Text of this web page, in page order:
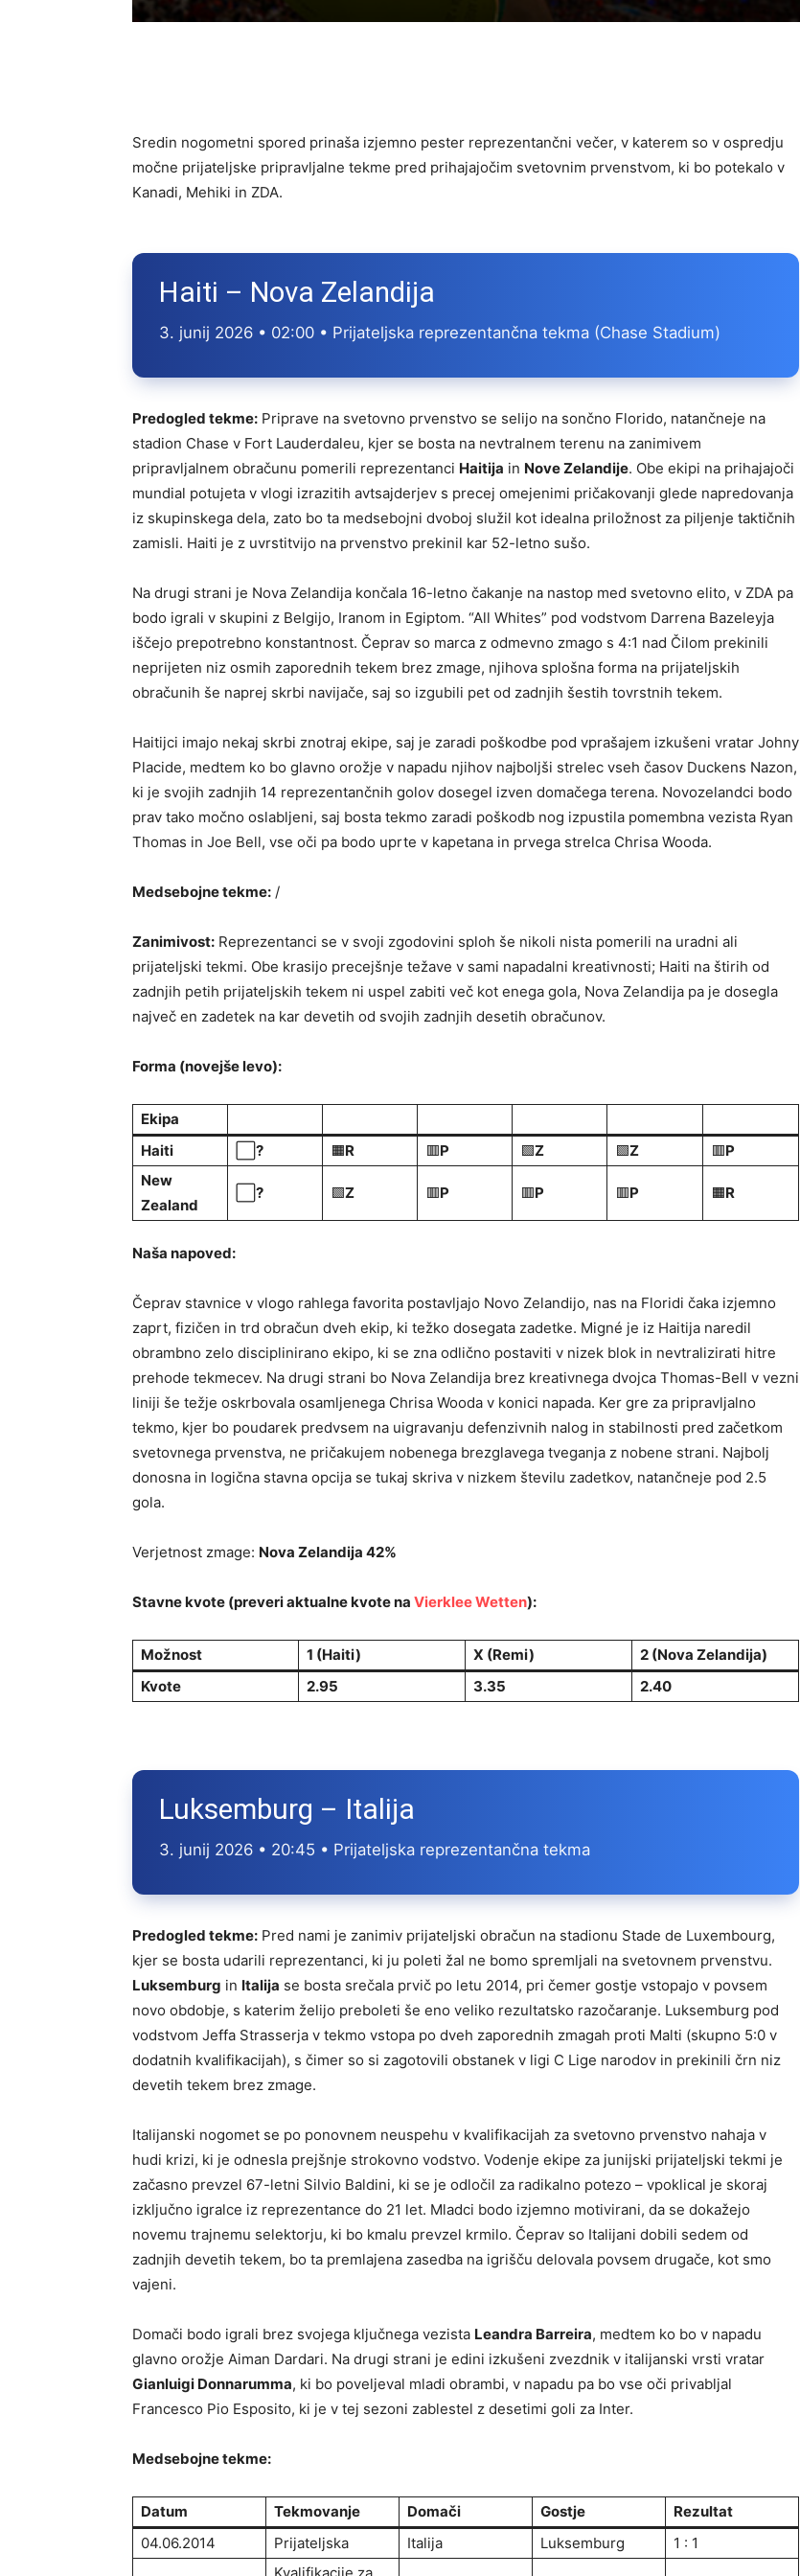
Sredin nogometni spored prinaša izjemno pester reprezentančni večer, v katerem so v ospredju
močne prijateljske pripravljalne tekme pred prihajajočim svetovnim prvenstvom, ki bo potekalo v
Kanadi, Mehiki in ZDA.
Haiti – Nova Zelandija
3. junij 2026 • 02:00 • Prijateljska reprezentančna tekma (Chase Stadium)
Predogled tekme: Priprave na svetovno prvenstvo se selijo na sončno Florido, natančneje na
stadion Chase v Fort Lauderdaleu, kjer se bosta na nevtralnem terenu na zanimivem
pripravljalnem obračunu pomerili reprezentanci Haitija in Nove Zelandije. Obe ekipi na prihajajoči
mundial potujeta v vlogi izrazitih avtsajderjev s precej omejenimi pričakovanji glede napredovanja
iz skupinskega dela, zato bo ta medsebojni dvoboj služil kot idealna priložnost za piljenje taktičnih
zamisli. Haiti je z uvrstitvijo na prvenstvo prekinil kar 52-letno sušo.
Na drugi strani je Nova Zelandija končala 16-letno čakanje na nastop med svetovno elito, v ZDA pa
bodo igrali v skupini z Belgijo, Iranom in Egiptom. “All Whites” pod vodstvom Darrena Bazeleyja
iščejo prepotrebno konstantnost. Čeprav so marca z odmevno zmago s 4:1 nad Čilom prekinili
neprijeten niz osmih zaporednih tekem brez zmage, njihova splošna forma na prijateljskih
obračunih še naprej skrbi navijače, saj so izgubili pet od zadnjih šestih tovrstnih tekem.
Haitijci imajo nekaj skrbi znotraj ekipe, saj je zaradi poškodbe pod vprašajem izkušeni vratar Johny
Placide, medtem ko bo glavno orožje v napadu njihov najboljši strelec vseh časov Duckens Nazon,
ki je svojih zadnjih 14 reprezentančnih golov dosegel izven domačega terena. Novozelandci bodo
prav tako močno oslabljeni, saj bosta tekmo zaradi poškodb nog izpustila pomembna vezista Ryan
Thomas in Joe Bell, vse oči pa bodo uprte v kapetana in prvega strelca Chrisa Wooda.
Medsebojne tekme: /
Zanimivost: Reprezentanci se v svoji zgodovini sploh še nikoli nista pomerili na uradni ali
prijateljski tekmi. Obe krasijo precejšnje težave v sami napadalni kreativnosti; Haiti na štirih od
zadnjih petih prijateljskih tekem ni uspel zabiti več kot enega gola, Nova Zelandija pa je dosegla
največ en zadetek na kar devetih od svojih zadnjih desetih obračunov.
Forma (novejše levo):
Ekipa
Haiti
? 🟧R 🟥P 🟩Z 🟩Z 🟥P
New
Zealand
? 🟩Z 🟥P 🟥P 🟥P 🟧R
Naša napoved:
Čeprav stavnice v vlogo rahlega favorita postavljajo Novo Zelandijo, nas na Floridi čaka izjemno
zaprt, fizičen in trd obračun dveh ekip, ki težko dosegata zadetke. Migné je iz Haitija naredil
obrambno zelo disciplinirano ekipo, ki se zna odlično postaviti v nizek blok in nevtralizirati hitre
prehode tekmecev. Na drugi strani bo Nova Zelandija brez kreativnega dvojca Thomas-Bell v vezni
liniji še težje oskrbovala osamljenega Chrisa Wooda v konici napada. Ker gre za pripravljalno
tekmo, kjer bo poudarek predvsem na uigravanju defenzivnih nalog in stabilnosti pred začetkom
svetovnega prvenstva, ne pričakujem nobenega brezglavega tveganja z nobene strani. Najbolj
donosna in logična stavna opcija se tukaj skriva v nizkem številu zadetkov, natančneje pod 2.5
gola.
Verjetnost zmage: Nova Zelandija 42%
Stavne kvote (preveri aktualne kvote na Vierklee Wetten):
Možnost 1 (Haiti) X (Remi)
2 (Nova Zelandija)
Kvote
2.95 3.35 2.40
Luksemburg – Italija
3. junij 2026 • 20:45 • Prijateljska reprezentančna tekma
Predogled tekme: Pred nami je zanimiv prijateljski obračun na stadionu Stade de Luxembourg,
kjer se bosta udarili reprezentanci, ki ju poleti žal ne bomo spremljali na svetovnem prvenstvu.
Luksemburg in Italija se bosta srečala prvič po letu 2014, pri čemer gostje vstopajo v povsem
novo obdobje, s katerim želijo preboleti še eno veliko rezultatsko razočaranje. Luksemburg pod
vodstvom Jeffa Strasserja v tekmo vstopa po dveh zaporednih zmagah proti Malti (skupno 5:0 v
dodatnih kvalifikacijah), s čimer so si zagotovili obstanek v ligi C Lige narodov in prekinili črn niz
devetih tekem brez zmage.
Italijanski nogomet se po ponovnem neuspehu v kvalifikacijah za svetovno prvenstvo nahaja v
hudi krizi, ki je odnesla prejšnje strokovno vodstvo. Vodenje ekipe za junijski prijateljski tekmi je
začasno prevzel 67-letni Silvio Baldini, ki se je odločil za radikalno potezo – vpoklical je skoraj
izključno igralce iz reprezentance do 21 let. Mladci bodo izjemno motivirani, da se dokažejo
novemu trajnemu selektorju, ki bo kmalu prevzel krmilo. Čeprav so Italijani dobili sedem od
zadnjih devetih tekem, bo ta premlajena zasedba na igrišču delovala povsem drugače, kot smo
vajeni.
Domači bodo igrali brez svojega ključnega vezista Leandra Barreira, medtem ko bo v napadu
glavno orožje Aiman Dardari. Na drugi strani je edini izkušeni zvezdnik v italijanski vrsti vratar
Gianluigi Donnarumma, ki bo poveljeval mladi obrambi, v napadu pa bo vse oči privabljal
Francesco Pio Esposito, ki je v tej sezoni zablestel z desetimi goli za Inter.
Medsebojne tekme:
Datum Tekmovanje Domači Gostje
Rezultat
04.06.2014
Prijateljska Italija Luksemburg 1 : 1
Kvalifikacije za